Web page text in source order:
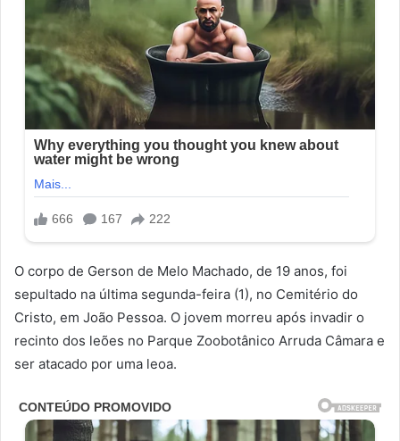
O corpo de Gerson de Melo Machado, de 19 anos, foi
sepultado na última segunda-feira (1), no Cemitério do
Cristo, em João Pessoa. O jovem morreu após invadir o
recinto dos leões no Parque Zoobotânico Arruda Câmara e
ser atacado por uma leoa.